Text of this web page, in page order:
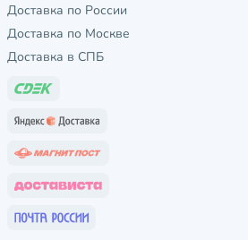
Доставка по России
Доставка по Москве
Доставка в СПБ